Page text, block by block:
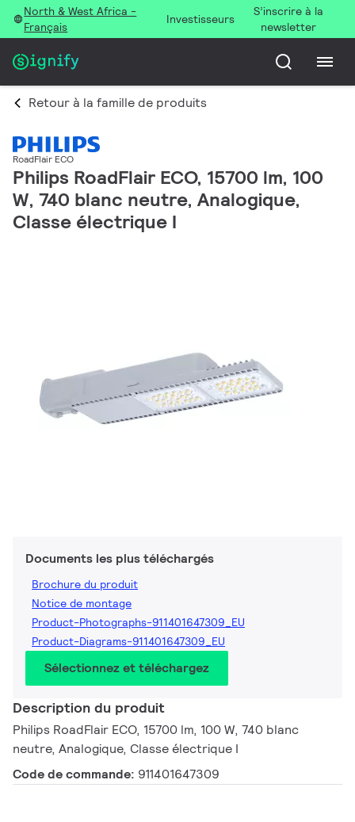
North & West Africa -
Français
Investisseurs
S’inscrire à la
newsletter
Retour à la famille de produits
RoadFlair ECO
Philips RoadFlair ECO, 15700 lm, 100
W, 740 blanc neutre, Analogique,
Classe électrique I
Documents les plus téléchargés
Brochure du produit
Notice de montage
Product-Photographs-911401647309_EU
Product-Diagrams-911401647309_EU
Sélectionnez et téléchargez
Description du produit
Philips RoadFlair ECO, 15700 lm, 100 W, 740 blanc
neutre, Analogique, Classe électrique I
Code de commande: 911401647309